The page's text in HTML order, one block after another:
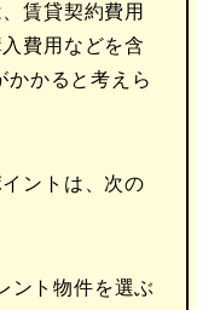
賃貸契約費用
費用などを含
かかると考えら
ントは、次の
ント物件を選ぶ